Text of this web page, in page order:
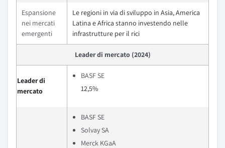
Espansione
nei mercati
emergenti
Le regioni in via di sviluppo in Asia, America
Latina e Africa stanno investendo nelle
infrastrutture per il rici
Leader di mercato (2024)
Leader di
mercato
BASF SE
12,5%
BASF SE
Solvay SA
Merck KGaA